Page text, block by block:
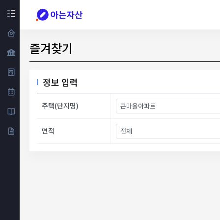
즐겨찾기
정보 입력
주택(단지명)
면적